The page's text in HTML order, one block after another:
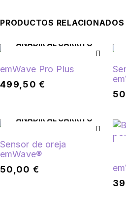
PRODUCTOS RELACIONADOS
AÑADIR AL CARRITO
emWave Pro Plus
499,50€
AÑADIR AL CARRITO
Sensor de oreja
emWave®
50,00€